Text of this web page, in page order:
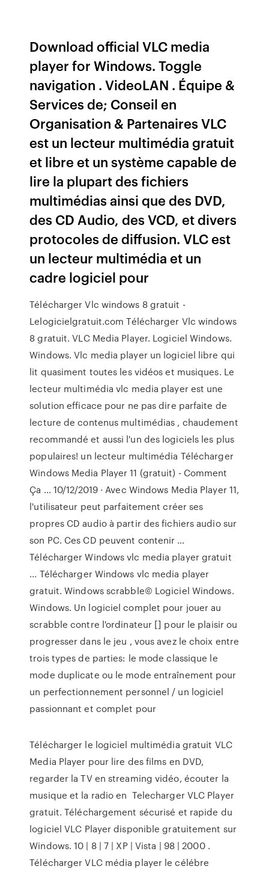
Download official VLC media
player for Windows. Toggle
navigation . VideoLAN . Équipe &
Services de; Conseil en
Organisation & Partenaires VLC
est un lecteur multimédia gratuit
et libre et un système capable de
lire la plupart des fichiers
multimédias ainsi que des DVD,
des CD Audio, des VCD, et divers
protocoles de diffusion. VLC est
un lecteur multimédia et un
cadre logiciel pour
Télécharger Vlc windows 8 gratuit -
Lelogicielgratuit.com Télécharger Vlc windows
8 gratuit. VLC Media Player. Logiciel Windows.
Windows. Vlc media player un logiciel libre qui
lit quasiment toutes les vidéos et musiques. Le
lecteur multimédia vlc media player est une
solution efficace pour ne pas dire parfaite de
lecture de contenus multimédias , chaudement
recommandé et aussi l'un des logiciels les plus
populaires! un lecteur multimédia Télécharger
Windows Media Player 11 (gratuit) - Comment
Ça ... 10/12/2019 · Avec Windows Media Player 11,
l'utilisateur peut parfaitement créer ses
propres CD audio à partir des fichiers audio sur
son PC. Ces CD peuvent contenir …
Télécharger Windows vlc media player gratuit
... Télécharger Windows vlc media player
gratuit. Windows scrabble© Logiciel Windows.
Windows. Un logiciel complet pour jouer au
scrabble contre l'ordinateur [] pour le plaisir ou
progresser dans le jeu , vous avez le choix entre
trois types de parties: le mode classique le
mode duplicate ou le mode entraînement pour
un perfectionnement personnel / un logiciel
passionnant et complet pour
Télécharger le logiciel multimédia gratuit VLC
Media Player pour lire des films en DVD,
regarder la TV en streaming vidéo, écouter la
musique et la radio en Telecharger VLC Player
gratuit. Téléchargement sécurisé et rapide du
logiciel VLC Player disponible gratuitement sur
Windows. 10 | 8 | 7 | XP | Vista | 98 | 2000 .
Télécharger VLC média player le célébre